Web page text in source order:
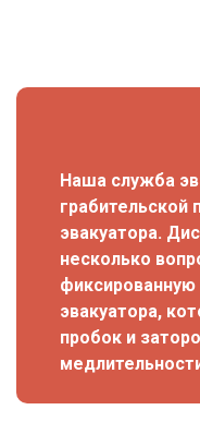
Наша служба
грабительской
эвакуатора.
несколько
эвакуатора,
пробок и